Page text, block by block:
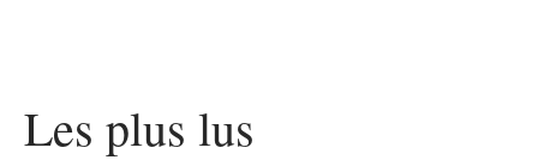
Les plus lus